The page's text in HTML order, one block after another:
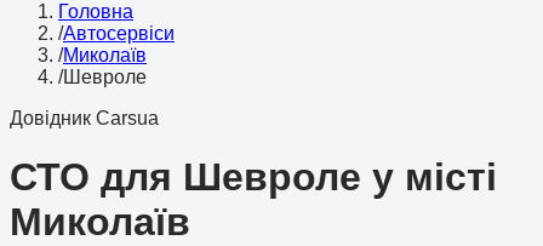
Головна
/Автосервіси
/Миколаїв
/Шевроле
Довідник Carsua
СТО для Шевроле у місті
Миколаїв